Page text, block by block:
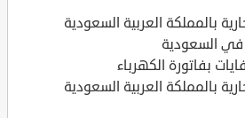
بالمملكة العربية السعودية
في السعودية
بفاتورة الكهرباء
بالمملكة العربية السعودية